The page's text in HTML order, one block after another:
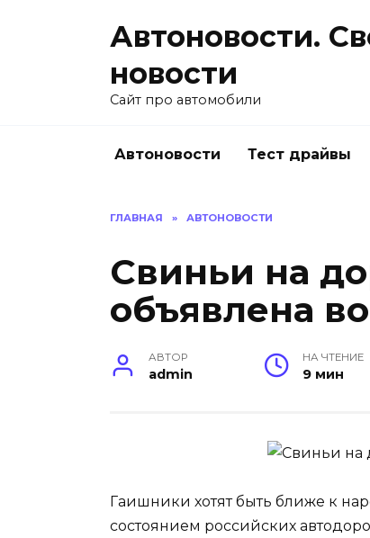
Автоновости.
новости
Сайт про автомобили
Автоновости Тест драйвы
ГЛАВНАЯ » АВТОНОВОСТИ
Свиньи на
объявлена
АВТОР
admin
НА ЧТЕНИЕ
9 мин
Гаишники хотят быть ближе к
состоянием российских